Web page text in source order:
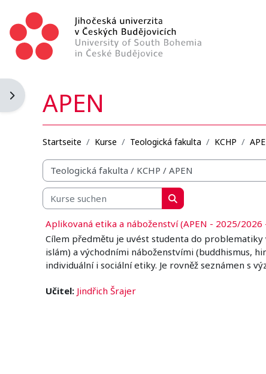
Blockleiste öffnen
APEN
Startseite Kurse Teologická fakulta KCHP
Kursbereiche
Kurse suchen
Kurse suchen
Aplikovaná etika a náboženství (APEN - 2025/2026
Cílem předmětu je uvést studenta do
islám) a východními náboženstvími (buddhismus,
individuální i sociální etiky. Je rovněž seznámen s
Učitel: Jindřich Šrajer